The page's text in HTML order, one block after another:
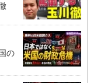
の